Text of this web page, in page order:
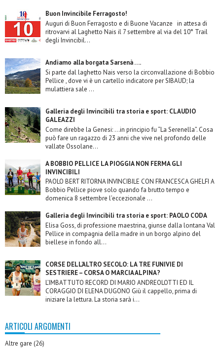
Buon Invincibile Ferragosto!
Auguri di Buon Ferragosto e di Buone Vacanze in attesa di
ritrovarvi al Laghetto Nais il 7 settembre al via del 10° Trail
degli Invincibil...
Andiamo alla borgata Sarsenà ….
Si parte dal laghetto Nais verso la circonvallazione di Bobbio
Pellice , dove vi è un cartello indicatore per SIBAUD; la
mulattiera sale ...
Galleria degli Invincibili tra storia e sport: CLAUDIO
GALEAZZI
Come direbbe la Genesi: …in principio fu “La Serenella”. Cosa
può fare un ragazzo di 23 anni che vive nel profondo delle
vallate Ossolane...
A BOBBIO PELLICE LA PIOGGIA NON FERMA GLI
INVINCIBILI
PAOLO BERT RITORNA INVINCIBILE CON FRANCESCA GHELFI A
Bobbio Pellice piove solo quando fa brutto tempo e
domenica 8 settembre l’eccezionale ...
Galleria degli Invincibili tra storia e sport: PAOLO CODA
Elisa Goss, di professione maestrina, giunse dalla lontana Val
Pellice in compagnia della madre in un borgo alpino del
biellese in fondo all...
CORSE DELL’ALTRO SECOLO: LA TRE FUNIVIE DI
SESTRIERE – CORSA O MARCIA ALPINA?
L’IMBATTUTO RECORD DI MARIO ANDREOLOTTI ED IL
CORAGGIO DI ELENA DUGONO Giù il cappello, prima di
iniziare la lettura. La storia sarà i...
ARTICOLI ARGOMENTI
Altre gare (26)